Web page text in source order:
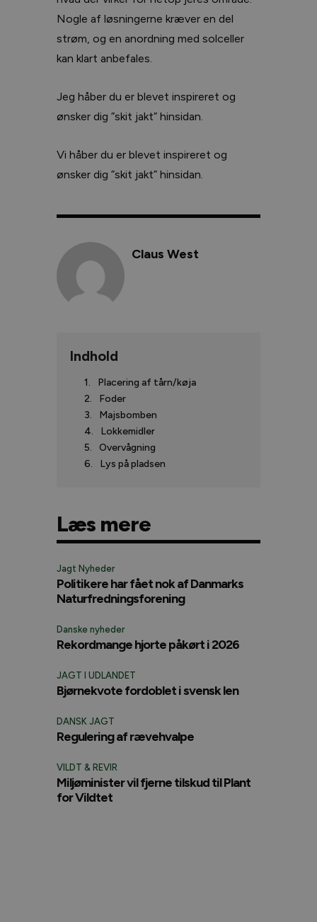
Nogle af løsningerne kræver en del
strøm, og en anordning med solceller
kan klart anbefales.
Jeg håber du er blevet inspireret og
ønsker dig ”skit jakt” hinsidan.
Vi håber du er blevet inspireret og
ønsker dig ”skit jakt” hinsidan.
Claus West
Indhold
Placering af tårn/køja
Foder
Majsbomben
Lokkemidler
Overvågning
Lys på pladsen
Læs mere
Jagt Nyheder
Politikere har fået nok af Danmarks
Naturfredningsforening
Danske nyheder
Rekordmange hjorte påkørt i 2026
JAGT I UDLANDET
Bjørnekvote fordoblet i svensk len
DANSK JAGT
Regulering af rævehvalpe
VILDT & REVIR
Miljøminister vil fjerne tilskud til Plant
for Vildtet